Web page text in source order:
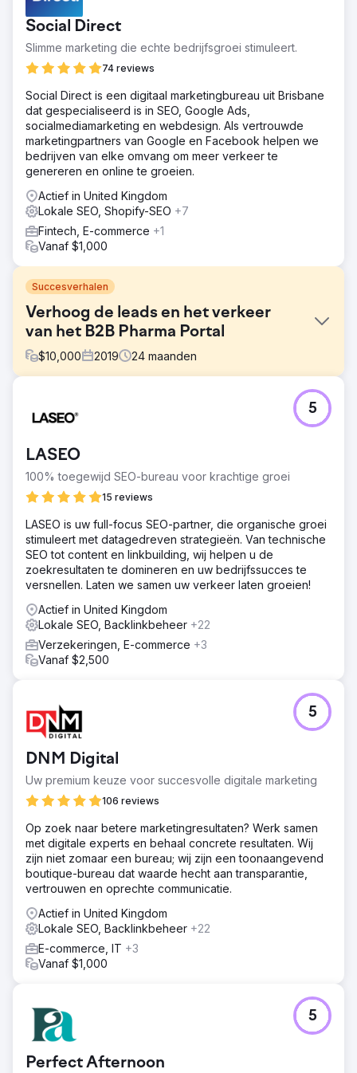
Social Direct
Slimme marketing die echte bedrijfsgroei stimuleert.
74 reviews
Social Direct is een digitaal marketingbureau uit Brisbane
dat gespecialiseerd is in SEO, Google Ads,
socialmediamarketing en webdesign. Als vertrouwde
marketingpartners van Google en Facebook helpen we
bedrijven van elke omvang om meer verkeer te
genereren en online te groeien.
Actief in United Kingdom
Lokale SEO, Shopify-SEO +7
Fintech, E-commerce +1
Vanaf $1,000
Succesverhalen
Verhoog de leads en het verkeer
van het B2B Pharma Portal
$10,000 2019 24 maanden
De klant kwam naar ons toe met het motief om leads te
krijgen van SEO. Het is een B2B farmaceutisch portaal dat
website is eerder niet goed geoptimaliseerd. Geen
content, geen data op categoriepagina's, geen blogs op
de website en geen goede structuur.
Dus na het analyseren van de dingen kwamen we met
perfecte oplossingen en het leverde de resultaten op.
We filterden alle problemen eruit en begonnen relevante
content toe te voegen volgens de categorie, planden
een WordPress-blog en implementeerden de
contentstrategieën met ON Page & OFF Page & Techincal
SEO.
Resultaat
Binnen een tijdsbestek van 3 maanden begon de klant
verkeer een sprong te maken in de zoekconsole en
analytics. De klant is momenteel bij ons aan het werk en
genereert 300.000 maandelijkse organische bezoekers.
Naar bureaupagina
LASEO
100% toegewijd SEO-bureau voor krachtige groei
15 reviews
5
LASEO is uw full-focus SEO-partner, die organische groei
stimuleert met datagedreven strategieën. Van technische
SEO tot content en linkbuilding, wij helpen u de
zoekresultaten te domineren en uw bedrijfssucces te
versnellen. Laten we samen uw verkeer laten groeien!
Actief in United Kingdom
Lokale SEO, Backlinkbeheer +22
Verzekeringen, E-commerce +3
Vanaf $2,500
DNM Digital
Uw premium keuze voor succesvolle digitale marketing
106 reviews
5
Op zoek naar betere marketingresultaten? Werk samen
met digitale experts en behaal concrete resultaten. Wij
zijn niet zomaar een bureau; wij zijn een toonaangevend
boutique-bureau dat waarde hecht aan transparantie,
vertrouwen en oprechte communicatie.
Actief in United Kingdom
Lokale SEO, Backlinkbeheer +22
E-commerce, IT +3
Vanaf $1,000
Perfect Afternoon
5